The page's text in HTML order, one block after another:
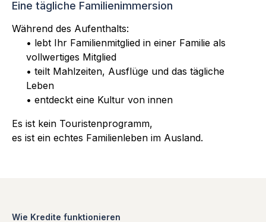
Eine tägliche Familienimmersion
Während des Aufenthalts:
• lebt Ihr Familienmitglied in einer Familie als
vollwertiges Mitglied
• teilt Mahlzeiten, Ausflüge und das tägliche
Leben
• entdeckt eine Kultur von innen
Es ist kein Touristenprogramm,
es ist ein echtes Familienleben im Ausland.
Wie Kredite funktionieren